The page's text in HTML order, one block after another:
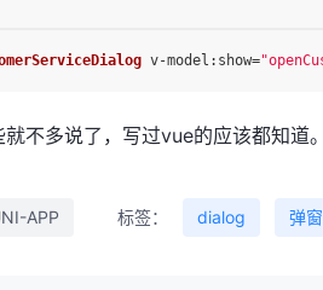
v-model :show=
不多说了，写过vue的应该都知道。
APP 标签： dialog 弹